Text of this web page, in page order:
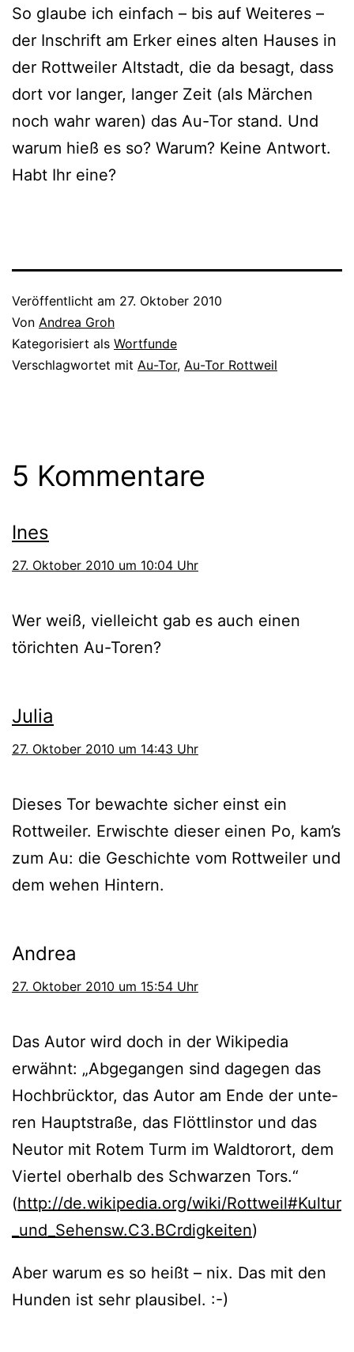
So glau­be ich ein­fach – bis auf Weiteres –
der Inschrift am Erker eines alten Hauses in
der Rottweiler Altstadt, die da besagt, dass
dort vor lan­ger, lan­ger Zeit (als Märchen
noch wahr waren) das Au-Tor stand. Und
war­um hieß es so? Warum? Keine Antwort.
Habt Ihr eine?
Veröffentlicht am 27. Oktober 2010
Von Andrea Groh
Kategorisiert als Wortfunde
Verschlagwortet mit Au-Tor, Au-Tor Rottweil
5 Kommentare
Ines
27. Oktober 2010 um 10:04 Uhr
Wer weiß, viel­leicht gab es auch einen
törich­ten Au-Toren?
Julia
27. Oktober 2010 um 14:43 Uhr
Dieses Tor bewach­te sicher einst ein
Rottweiler. Erwischte die­ser einen Po, kam’s
zum Au: die Geschichte vom Rottweiler und
dem wehen Hintern.
Andrea
27. Oktober 2010 um 15:54 Uhr
Das Autor wird doch in der Wikipedia
erwähnt: „Abgegangen sind dage­gen das
Hochbrücktor, das Autor am Ende der unte­
ren Hauptstraße, das Flöttlinstor und das
Neutor mit Rotem Turm im Waldtorort, dem
Viertel ober­halb des Schwarzen Tors.“
(http://de.wikipedia.org/wiki/Rottweil#Kultur
_und_Sehensw.C3.BCrdigkeiten)
Aber war­um es so heißt – nix. Das mit den
Hunden ist sehr plausibel. :-)